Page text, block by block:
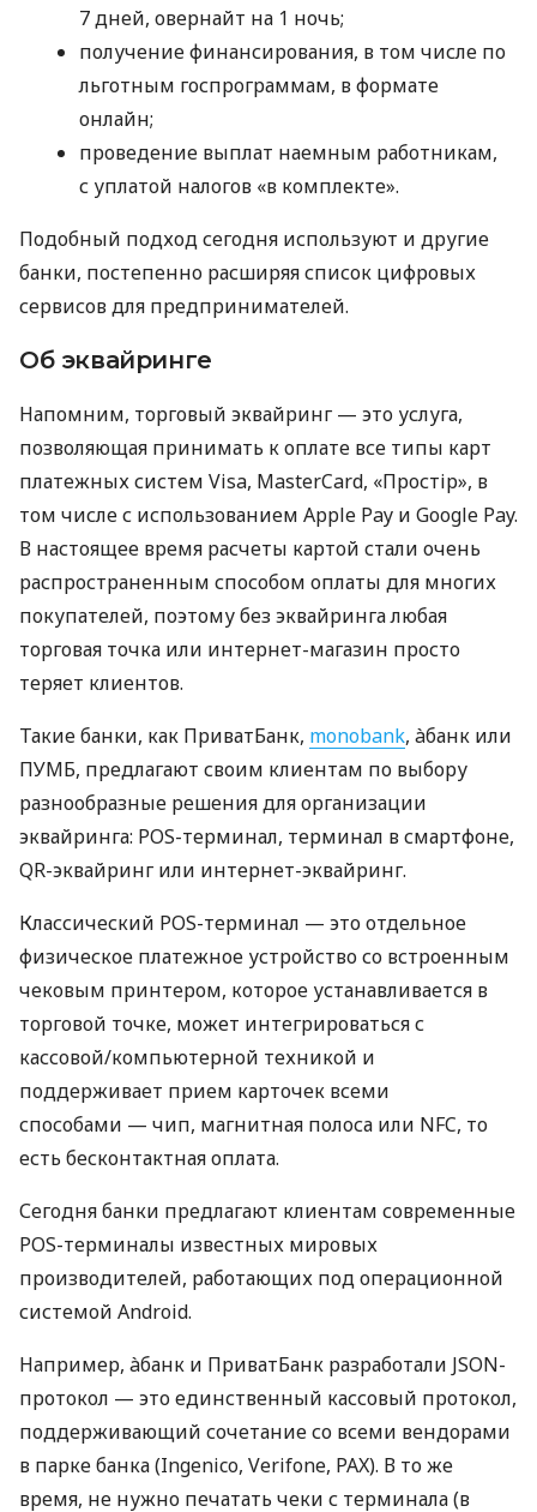
7 дней, овернайт на 1 ночь;
получение финансирования, в том числе по
льготным госпрограммам, в формате
онлайн;
проведение выплат наемным работникам,
с уплатой налогов «в комплекте».
Подобный подход сегодня используют и другие
банки, постепенно расширяя список цифровых
сервисов для предпринимателей.
Об эквайринге
Напомним, торговый эквайринг — это услуга,
позволяющая принимать к оплате все типы карт
платежных систем Visa, MasterCard, «Простір», в
том числе с использованием Apple Pay и Google Pay.
В настоящее время расчеты картой стали очень
распространенным способом оплаты для многих
покупателей, поэтому без эквайринга любая
торговая точка или интернет-магазин просто
теряет клиентов.
Такие банки, как ПриватБанк, monobank, àбанк или
ПУМБ, предлагают своим клиентам по выбору
разнообразные решения для организации
эквайринга: POS-терминал, терминал в смартфоне,
QR-эквайринг или интернет-эквайринг.
Классический POS-терминал — это отдельное
физическое платежное устройство со встроенным
чековым принтером, которое устанавливается в
торговой точке, может интегрироваться с
кассовой/компьютерной техникой и
поддерживает прием карточек всеми
способами — чип, магнитная полоса или NFC, то
есть бесконтактная оплата.
Сегодня банки предлагают клиентам современные
POS-терминалы известных мировых
производителей, работающих под операционной
системой Android.
Например, àбанк и ПриватБанк разработали JSON-
протокол — это единственный кассовый протокол,
поддерживающий сочетание со всеми вендорами
в парке банка (Ingenico, Verifone, PAX). В то же
время, не нужно печатать чеки с терминала (в